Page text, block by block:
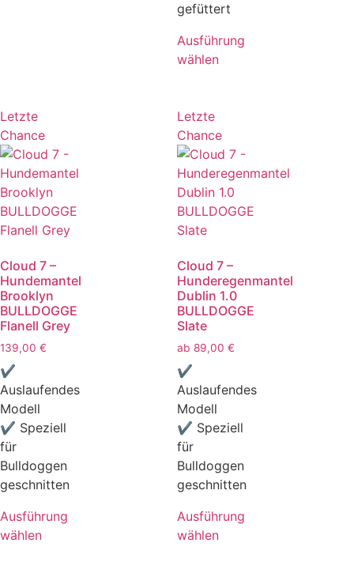
gefüttert
Ausführung
wählen
Letzte
Chance
Cloud 7 –
Hundemantel
Brooklyn
BULLDOGGE
Flanell Grey
139,00 €
✔
Auslaufendes
Modell
✔ Speziell
für
Bulldoggen
geschnitten
Ausführung
wählen
Letzte
Chance
Cloud 7 –
Hunderegenmantel
Dublin 1.0
BULLDOGGE
Slate
ab 89,00 €
✔
Auslaufendes
Modell
✔ Speziell
für
Bulldoggen
geschnitten
Ausführung
wählen